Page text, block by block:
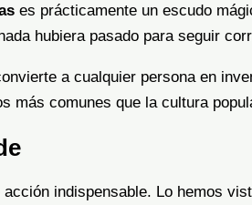
es prácticamente un escudo
hubiera pasado para seguir
a cualquier persona en
más comunes que la cultura
indispensable. Lo hemos